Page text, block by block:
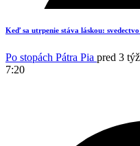
8
Keď sa utrpenie stáva láskou:
Po stopách Pátra Pia pred 3
7:20